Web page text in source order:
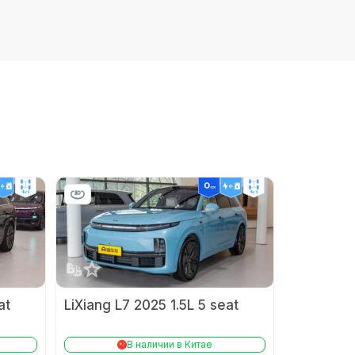
-
Максимальная мощность быстрой
зарядки
90
- Макс. мощность внешней разрядки 3.5kW
Зарядка
батареи
- Бренд ячеек
4wd 4wd
LiXiang L7 2025 1.5L 5 seat
В наличии в Китае